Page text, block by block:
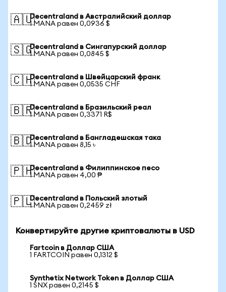
🇦🇺Decentraland в Австралийский доллар
1 MANA равен 0,0936 $
🇸🇬Decentraland в Сингапурский доллар
1 MANA равен 0,0845 $
🇨🇭Decentraland в Швейцарский франк
1 MANA равен 0,0535 CHF
🇧🇷Decentraland в Бразильский реал
1 MANA равен 0,3371 R$
🇧🇩Decentraland в Бангладешская така
1 MANA равен 8,15 ৳
🇵🇭Decentraland в Филиппинское песо
1 MANA равен 4,00 ₱
🇵🇱Decentraland в Польский злотый
1 MANA равен 0,2459 zł
Конвертируйте другие криптовалюты в USD
Fartcoin в Доллар США
1 FARTCOIN равен 0,1312 $
Synthetix Network Token в Доллар США
1 SNX равен 0,2145 $